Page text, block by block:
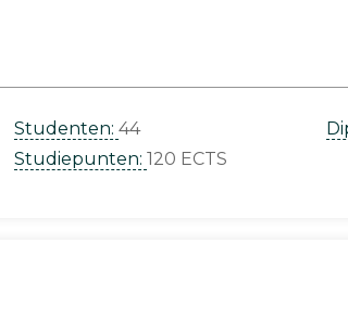
Studenten: 44
Studiepunten: 120 ECTS